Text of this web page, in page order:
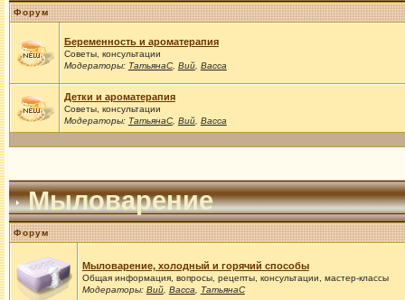
Форум
Беременность и ароматерапия
Советы, консультации
Модераторы: ТатьянаС, Вий, Васса
Детки и ароматерапия
Советы, консультации
Модераторы: ТатьянаС, Вий, Васса
Мыловарение
Форум
Мыловарение, холодный и горячий способы
Общая информация, вопросы, рецепты, консультации, мастер-классы
Модераторы: Вий, Васса ТатьянаС